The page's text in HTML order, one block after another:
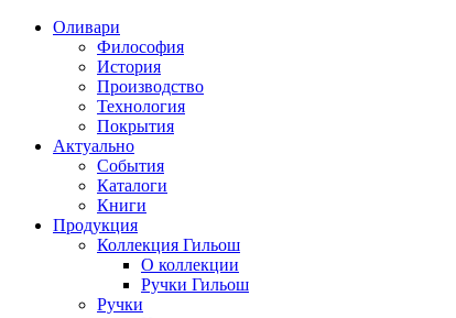
Оливари
Философия
История
Производство
Технология
Покрытия
Актуально
События
Каталоги
Книги
Продукция
Коллекция Гильош
О коллекции
Ручки Гильош
Ручки